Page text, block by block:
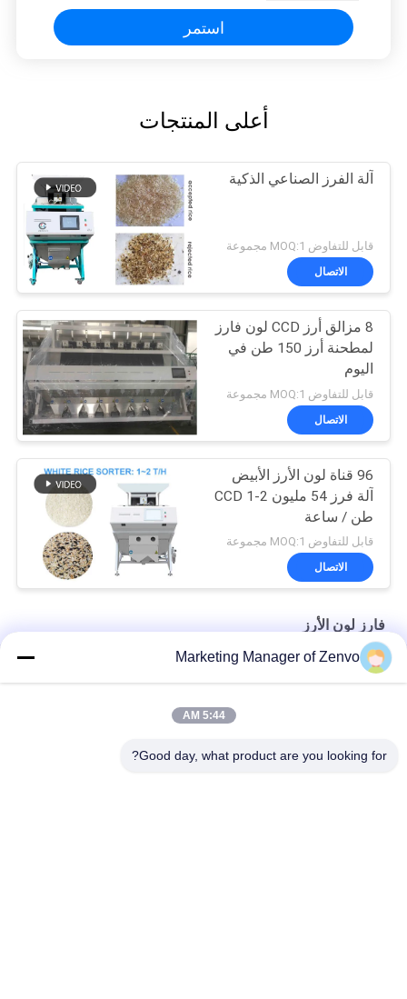
استمر
أعلى المنتجات
آلة الفرز الصناعي الذكية
قابل للتفاوض MOQ:1 مجموعة
الاتصال
8 مزالق أرز CCD لون فارز
لمطحنة أرز 150 طن في
اليوم
قابل للتفاوض MOQ:1 مجموعة
الاتصال
96 قناة لون الأرز الأبيض
آلة فرز 54 مليون CCD 1-2
طن / ساعة
قابل للتفاوض MOQ:1 مجموعة
الاتصال
فارز لون الأرز
2 شاشات تصنيف لون الأرز الأحمر مع كاميرات CCD عالية الدقة Marketing Manager of Zenvo
5:44 AM
Good day, what product are you looking for?